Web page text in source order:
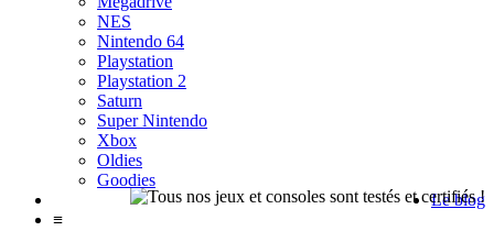
NES
Nintendo 64
Playstation
Playstation 2
Saturn
Super Nintendo
Xbox
Oldies
Goodies
Le blog
≡